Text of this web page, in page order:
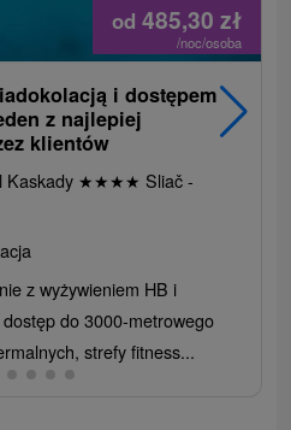
od 485,30 zł
/noc/osoba
i dostępem
z najlepiej
klientów
Kaskady ★★★★ Sliač -
z wyżywieniem HB i
do 3000-metrowego
strefy fitness...